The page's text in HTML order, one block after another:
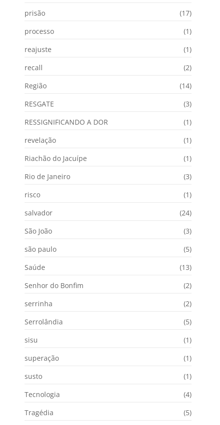
prisão
(17)
processo
(1)
reajuste
(1)
recall
(2)
Região
(14)
RESGATE
(3)
RESSIGNIFICANDO A DOR
(1)
revelação
(1)
Riachão do Jacuípe
(1)
Rio de Janeiro
(3)
risco
(1)
salvador
(24)
São João
(3)
são paulo
(5)
Saúde
(13)
Senhor do Bonfim
(2)
serrinha
(2)
Serrolândia
(5)
sisu
(1)
superação
(1)
susto
(1)
Tecnologia
(4)
Tragédia
(5)